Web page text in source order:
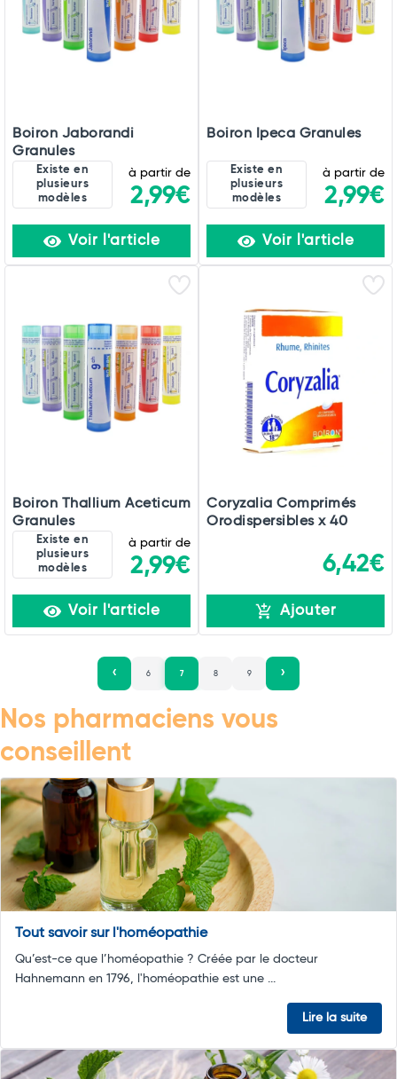
Boiron Jaborandi
Granules
Existe en
plusieurs
modèles
à partir de
2,99€
Voir l'article
Boiron Ipeca Granules
Existe en
plusieurs
modèles
à partir de
2,99€
Voir l'article
Boiron Thallium Aceticum
Granules
Existe en
plusieurs
modèles
à partir de
2,99€
Voir l'article
Coryzalia Comprimés
Orodispersibles x 40
6,42€
Ajouter
6 7 8 9
Nos pharmaciens vous
conseillent
Tout savoir sur l'homéopathie
Qu’est-ce que l’homéopathie ? Créée par le docteur
Hahnemann en 1796, l'homéopathie est une ...
Lire la suite